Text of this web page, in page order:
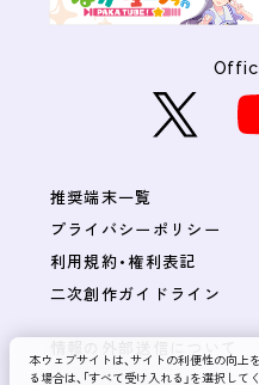
推奨端末一覧
プライバシーポリシー
利用規約・権利表記
二次創作ガイドライン
本ウェブサイトは、サイトの利便性の向上
る場合は、「すべて受け入れる」を選択して